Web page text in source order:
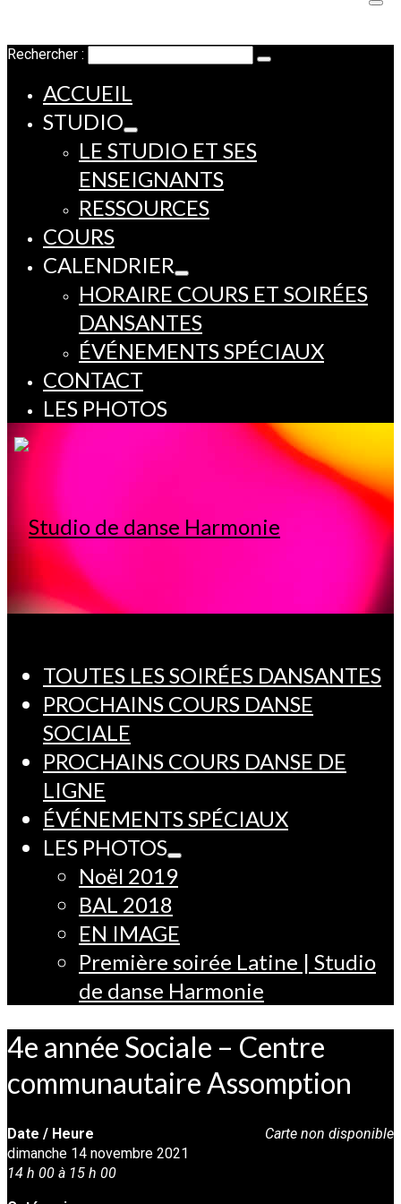
Rechercher :
ACCUEIL
STUDIO
LE STUDIO ET SES
ENSEIGNANTS
RESSOURCES
COURS
CALENDRIER
HORAIRE COURS ET SOIRÉES
DANSANTES
ÉVÉNEMENTS SPÉCIAUX
CONTACT
LES PHOTOS
TOUTES LES SOIRÉES DANSANTES
PROCHAINS COURS DANSE
SOCIALE
PROCHAINS COURS DANSE DE
LIGNE
ÉVÉNEMENTS SPÉCIAUX
LES PHOTOS
Noël 2019
BAL 2018
EN IMAGE
Première soirée Latine | Studio
de danse Harmonie
4e année Sociale – Centre
communautaire Assomption
Carte non disponible
Date / Heure
dimanche 14 novembre 2021
14 h 00 à 15 h 00